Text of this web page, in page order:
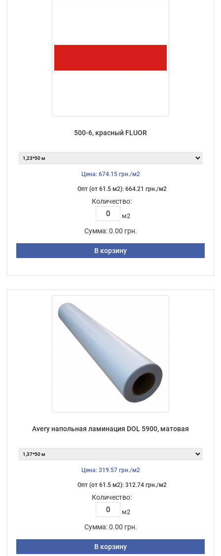
500-6, красный FLUOR
Цена: 674.15 грн./м2
Опт (от 61.5 м2): 664.21 грн./м2
Количество:
м2
Сумма: 0.00 грн.
В корзину
Avery напольная ламинация DOL 5900, матовая
Цена: 319.57 грн./м2
Опт (от 61.5 м2): 312.74 грн./м2
Количество:
м2
Сумма: 0.00 грн.
В корзину